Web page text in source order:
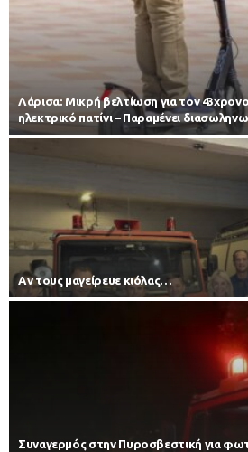
Λάρισα: Μικρή βελτίωση για τον
ηλεκτρικό πατίνι – Παραμένει
Αν τους μαγείρευε κιόλας…
Συναγερμός στην Πυροσβεστική για